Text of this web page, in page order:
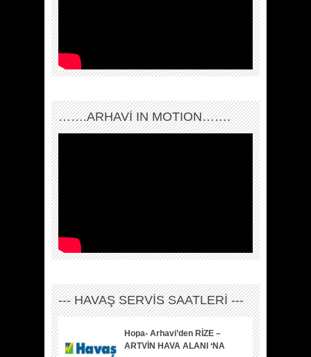
…….ARHAVI IN MOTION…….
--- HAVAŞ SERVİS SAATLERİ ---
Hopa- Arhavi’den RİZE –
ARTVİN HAVA ALANI ‘NA